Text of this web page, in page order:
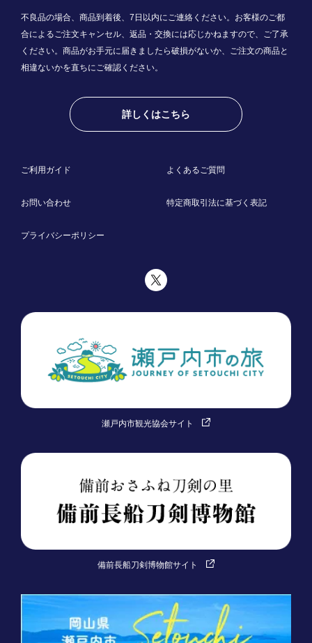
不良品の場合、商品到着後、7日以内にご連絡ください。お客様のご都
合によるご注文キャンセル、返品・交換には応じかねますので、ご了承
ください。商品がお手元に届きましたら破損がないか、ご注文の商品と
相違ないかを直ちにご確認ください。
詳しくはこちら
ご利用ガイド よくあるご質問
お問い合わせ 特定商取引法に基づく表記
プライバシーポリシー
瀬戸内市観光協会サイト
備前長船刀剣博物館サイト